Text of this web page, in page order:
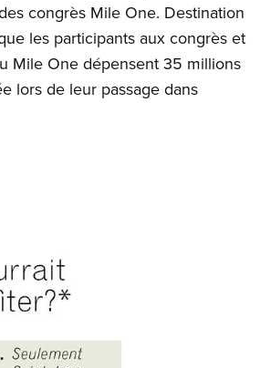
congrès Mile One. Destination
les participants aux congrès et
Mile One dépensent 35 millions
lors de leur passage dans